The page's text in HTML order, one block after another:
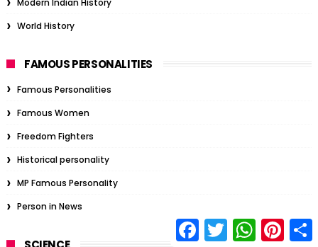
Modern Indian History
World History
FAMOUS PERSONALITIES
Famous Personalities
Famous Women
Freedom Fighters
Historical personality
MP Famous Personality
Person in News
a
T
w
W
h